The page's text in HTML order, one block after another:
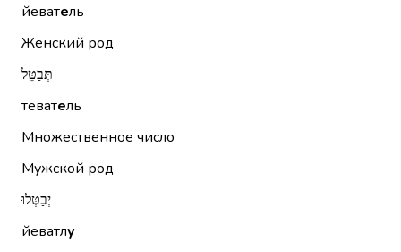
йеватель
Женский род
תְּבַטֵּל
теватель
Множественное число
Мужской род
יְבַטְּלוּ
йеватлу